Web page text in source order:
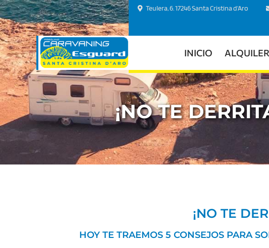
Teulera, 6. 17246 Santa Cristina d'Aro
INICIO ALQUILER
¡NO TE
¡NO TE
HOY TE TRAEMOS 5 CONSEJOS PARA